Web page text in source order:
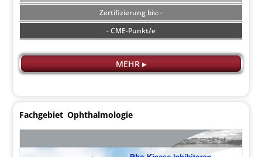
-
- CME-Punkt/e
MEHR ▸
Fachgebiet Ophthalmologie